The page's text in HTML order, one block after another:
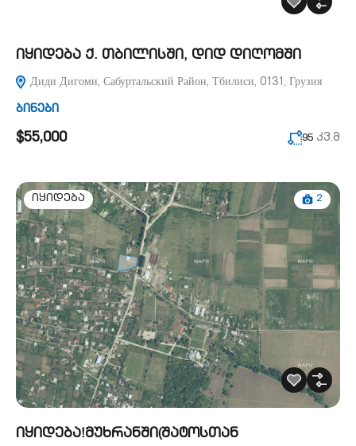
იყიდება ქ. თბილისში, დიდ დიღომში
Диди Дигоми, Сабуртальский Район, Тбилиси, 0131, Грузия
ბინები
$55,000 95 კვ.მ
იყიდება 2
იყიდება!მუხრანში(შატოსთან